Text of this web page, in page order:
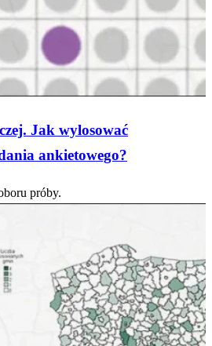
Jak wylosować
ankietowego?
próby.